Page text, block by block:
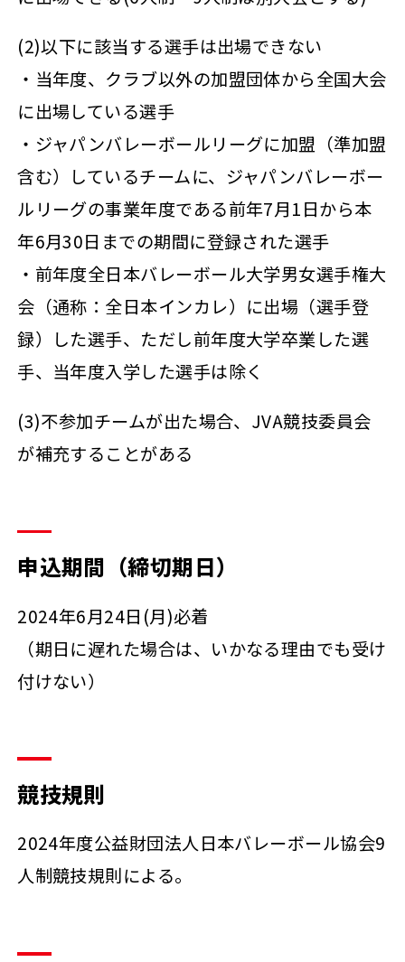
(2)以下に該当する選手は出場できない
・当年度、クラブ以外の加盟団体から全国大会
に出場している選手
・ジャパンバレーボールリーグに加盟（準加盟
含む）しているチームに、ジャパンバレーボー
ルリーグの事業年度である前年7月1日から本
年6月30日までの期間に登録された選手
・前年度全日本バレーボール大学男女選手権大
会（通称：全日本インカレ）に出場（選手登
録）した選手、ただし前年度大学卒業した選
手、当年度入学した選手は除く
(3)不参加チームが出た場合、JVA競技委員会
が補充することがある
申込期間（締切期日）
2024年6月24日(月)必着
（期日に遅れた場合は、いかなる理由でも受け
付けない）
競技規則
2024年度公益財団法人日本バレーボール協会9
人制競技規則による。